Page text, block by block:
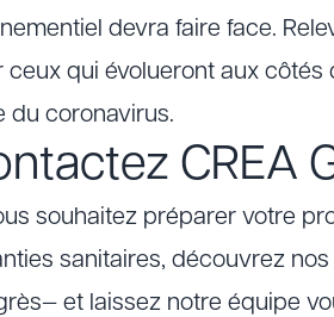
devra faire face.
ceux qui évolueront aux
du coronavirus.
CREA
souhaitez préparer votre
sanitaires, découvrez nos
et laissez notre équipe